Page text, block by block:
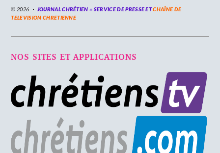
© 2026 JOURNAL CHRÉTIEN = SERVICE DE PRESSE ETCHAÎNE DE
TELEVISION CHRETIENNE
NOS SITES ET APPLICATIONS